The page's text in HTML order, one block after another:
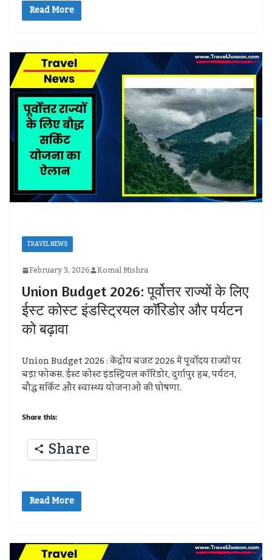
Read More
TRAVEL NEWS
February 3, 2026 Komal Mishra
Union Budget 2026: पूर्वोत्तर राज्यों के लिए
ईस्ट कोस्ट इंडस्ट्रियल कॉरिडोर और पर्यटन
को बढ़ावा
Union Budget 2026 : केंद्रीय बजट 2026 में पूर्वोदय राज्यों पर
बड़ा फोकस. ईस्ट कोस्ट इंडस्ट्रियल कॉरिडोर, दुर्गापुर हब, पर्यटन,
बौद्ध सर्किट और स्वास्थ्य योजनाओं की घोषणा.
Share this:
Share
Read More